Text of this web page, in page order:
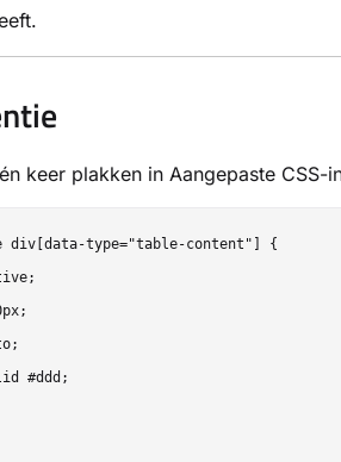
keer plakken in Aangepaste CSS-
div[data-type="table-content"] {
#ddd;